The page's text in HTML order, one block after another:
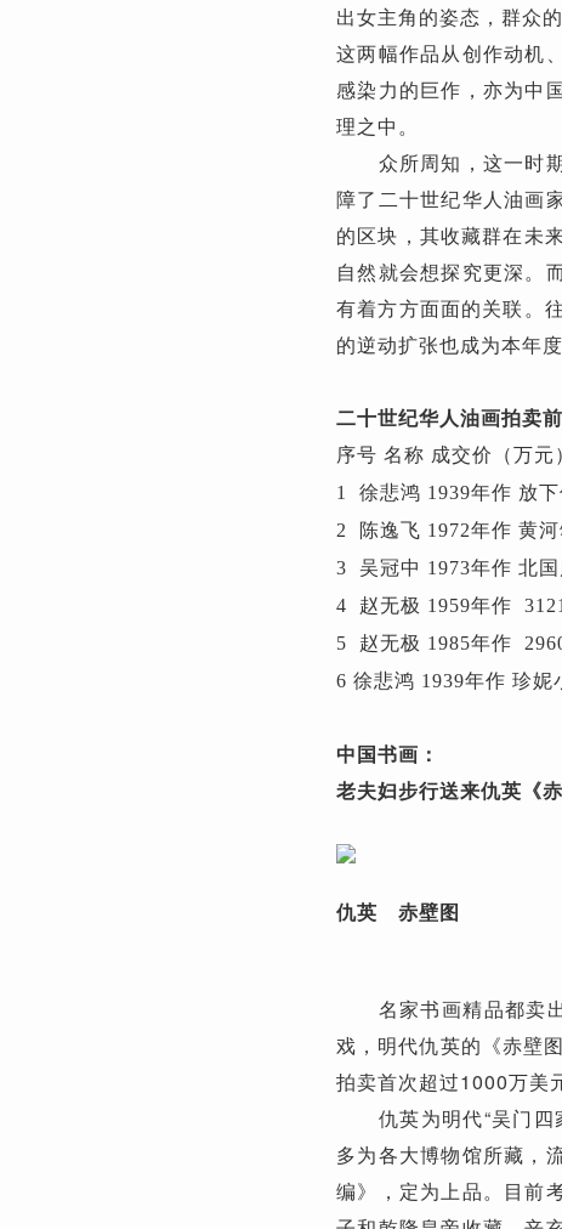
出女主角的姿态，群众
这两幅作品从创作动机
感染力的巨作，亦为中
理之中。
众所周知，这一时期
障了二十世纪华人油画
的区块，其收藏群在未
自然就会想探究更深。
有着方方面面的关联。
的逆动扩张也成为本年度
二十世纪华人油画拍卖
序号 名称 成交价（万
1 徐悲鸿 1939年作 放
2 陈逸飞 1972年作 黄
3 吴冠中 1973年作 北
4 赵无极 1959年作
5 赵无极 1985年作
6 徐悲鸿 1939年作 珍
中国书画：
老夫妇步行送来仇英《
仇英 赤壁图
名家书画精品都卖出
戏，明代仇英的《赤壁
拍卖首次超过1000万美
仇英为明代“吴门四
多为各大博物馆所藏，
编》，定为上品。目前